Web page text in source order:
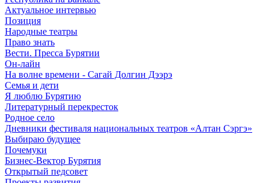
Актуальное интервью
Позиция
Народные театры
Право знать
Вести. Пресса Бурятии
Он-лайн
На волне времени - Сагай Долгин Дээрэ
Семья и дети
Я люблю Бурятию
Литературный перекресток
Родное село
Дневники фестиваля национальных театров «Алтан Сэргэ»
Выбираю будущее
Почемуки
Бизнес-Вектор Бурятия
Открытый педсовет